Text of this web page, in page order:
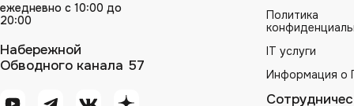
ежедневно с 10:00 до
20:00
Набережной
Обводного канала 57
Политика
IT услуги
Информация о